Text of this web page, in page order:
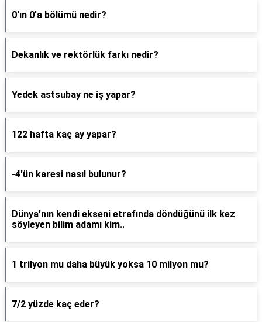
0'ın 0'a bölümü nedir?
Dekanlık ve rektörlük farkı nedir?
Yedek astsubay ne iş yapar?
122 hafta kaç ay yapar?
-4'ün karesi nasıl bulunur?
Dünya'nın kendi ekseni etrafında döndüğünü ilk kez
söyleyen bilim adamı kim..
1 trilyon mu daha büyük yoksa 10 milyon mu?
7/2 yüzde kaç eder?